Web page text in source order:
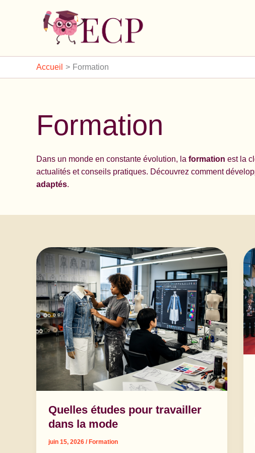
Accueil Formation
Formation
Dans un monde en constante évolution, la formation est la
actualités et conseils pratiques. Découvrez comment
adaptés.
Quelles études pour travailler
dans la mode
juin 15, 2026 / Formation